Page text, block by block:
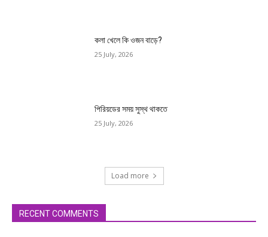
কলা খেলে কি ওজন বাড়ে?
25 July, 2026
পিরিয়ডের সময় সুস্থ থাকতে
25 July, 2026
Load more
RECENT COMMENTS